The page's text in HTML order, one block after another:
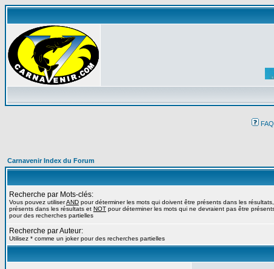
FAQ
Carnavenir Index du Forum
Recherche par Mots-clés:
Vous pouvez utiliserAND pour déterminer les mots qui doivent être présents dans les résultats,
présents dans les résultats et NOT pour déterminer les mots qui ne devraient pas être
pour des recherches partielles
Recherche par Auteur:
Utilisez * comme un joker pour des recherches partielles